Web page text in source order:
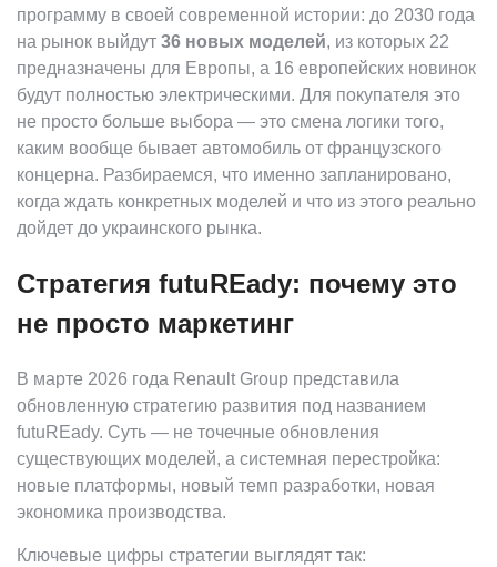
ГОДА:
36
НОВЫХ
—
ЧТО
ПОЛУЧАТ
И
КОГДА
программу в своей современной истории: до 2030 года
на рынок выйдут 36 новых моделей, из которых 22
предназначены для Европы, а 16 европейских новинок
будут полностью электрическими. Для покупателя это
не просто больше выбора — это смена логики того,
каким вообще бывает автомобиль от французского
концерна. Разбираемся, что именно запланировано,
когда ждать конкретных моделей и что из этого реально
дойдет до украинского рынка.
Стратегия futuREady: почему это
не просто маркетинг
В марте 2026 года Renault Group представила
обновленную стратегию развития под названием
futuREady. Суть — не точечные обновления
существующих моделей, а системная перестройка:
новые платформы, новый темп разработки, новая
экономика производства.
Ключевые цифры стратегии выглядят так: